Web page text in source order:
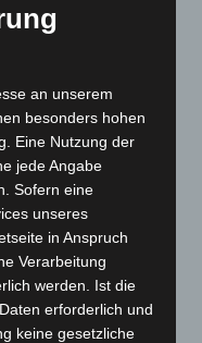
r Yogi sind – bei
lernen Sie praktische
Ruhe zu finden
Uhr (5
an unserem
besonders hohen
Eine Nutzung der
jede Angabe
Sofern eine
unseres
in Anspruch
Verarbeitung
werden. Ist die
erforderlich und
keine gesetzliche